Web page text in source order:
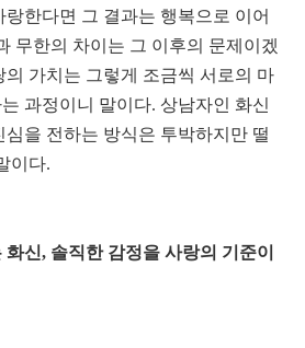
한다면 그 결과는 행복으로 이어
무한의 차이는 그 이후의 문제이겠
의 가치는 그렇게 조금씩 서로의 마
과정이니 말이다. 상남자인 화신
을 전하는 방식은 투박하지만 떨
이다.
신, 솔직한 감정을 사랑의 기준이